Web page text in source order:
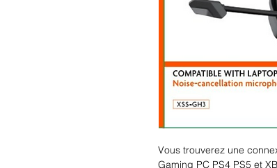
Vous trouverez une
Gaming PC PS4 PS5 et